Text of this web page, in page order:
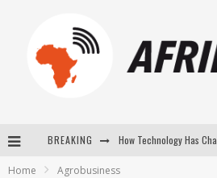
BREAKING How Technology Has
Home Agrobusiness